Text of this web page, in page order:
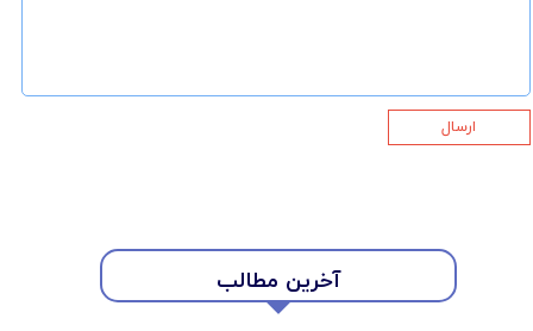
★
آخرین مطالب
ارسال